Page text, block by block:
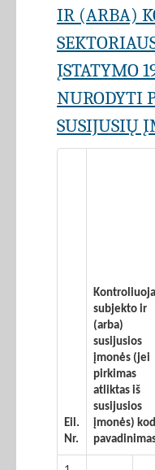
IR (ARBA)
ĮSTATYMO
NURODYTI
SUSIJUSIŲ
Eil.
Nr.
subjekto ir
(arba)
susijusios
įmonės (jei
pirkimas
atliktas iš
susijusios
įmonės)